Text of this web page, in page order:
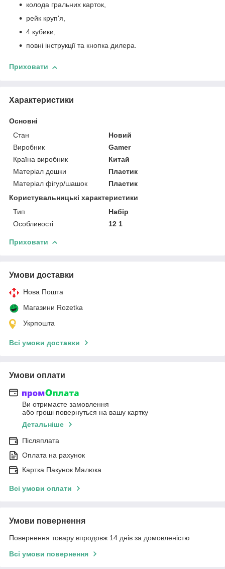
колода гральних карток,
рейк круп'я,
4 кубики,
повні інструкції та кнопка дилера.
Приховати
Характеристики
Основні
Стан
Новий
Виробник
Gamer
Країна виробник
Китай
Матеріал дошки
Пластик
Матеріал фігур/шашок
Пластик
Користувальницькі характеристики
Тип
Набір
Особливості
12 1
Приховати
Умови доставки
Нова Пошта
Магазини Rozetka
Укрпошта
Всі умови доставки
Умови оплати
Ви отримаєте замовлення
або гроші повернуться на вашу картку
Детальніше
Післяплата
Оплата на рахунок
Картка Пакунок Малюка
Всі умови оплати
Умови повернення
Повернення товару впродовж 14 днів за домовленістю
Всі умови повернення